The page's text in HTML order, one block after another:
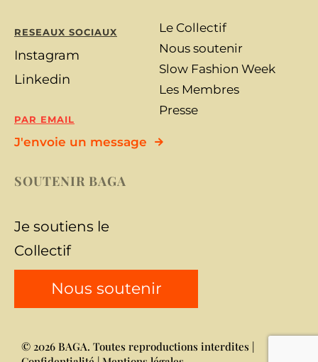
RESEAUX SOCIAUX
Instagram
Linkedin
PAR EMAIL
J'envoie un message
Le Collectif
Nous soutenir
Slow Fashion Week
Les Membres
Presse
SOUTENIR BAGA
Je soutiens le
Collectif
Nous soutenir
© 2026 BAGA. Toutes reproductions interdites |